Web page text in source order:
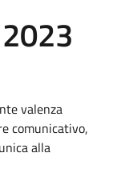
valenza
comunicativo,
alla